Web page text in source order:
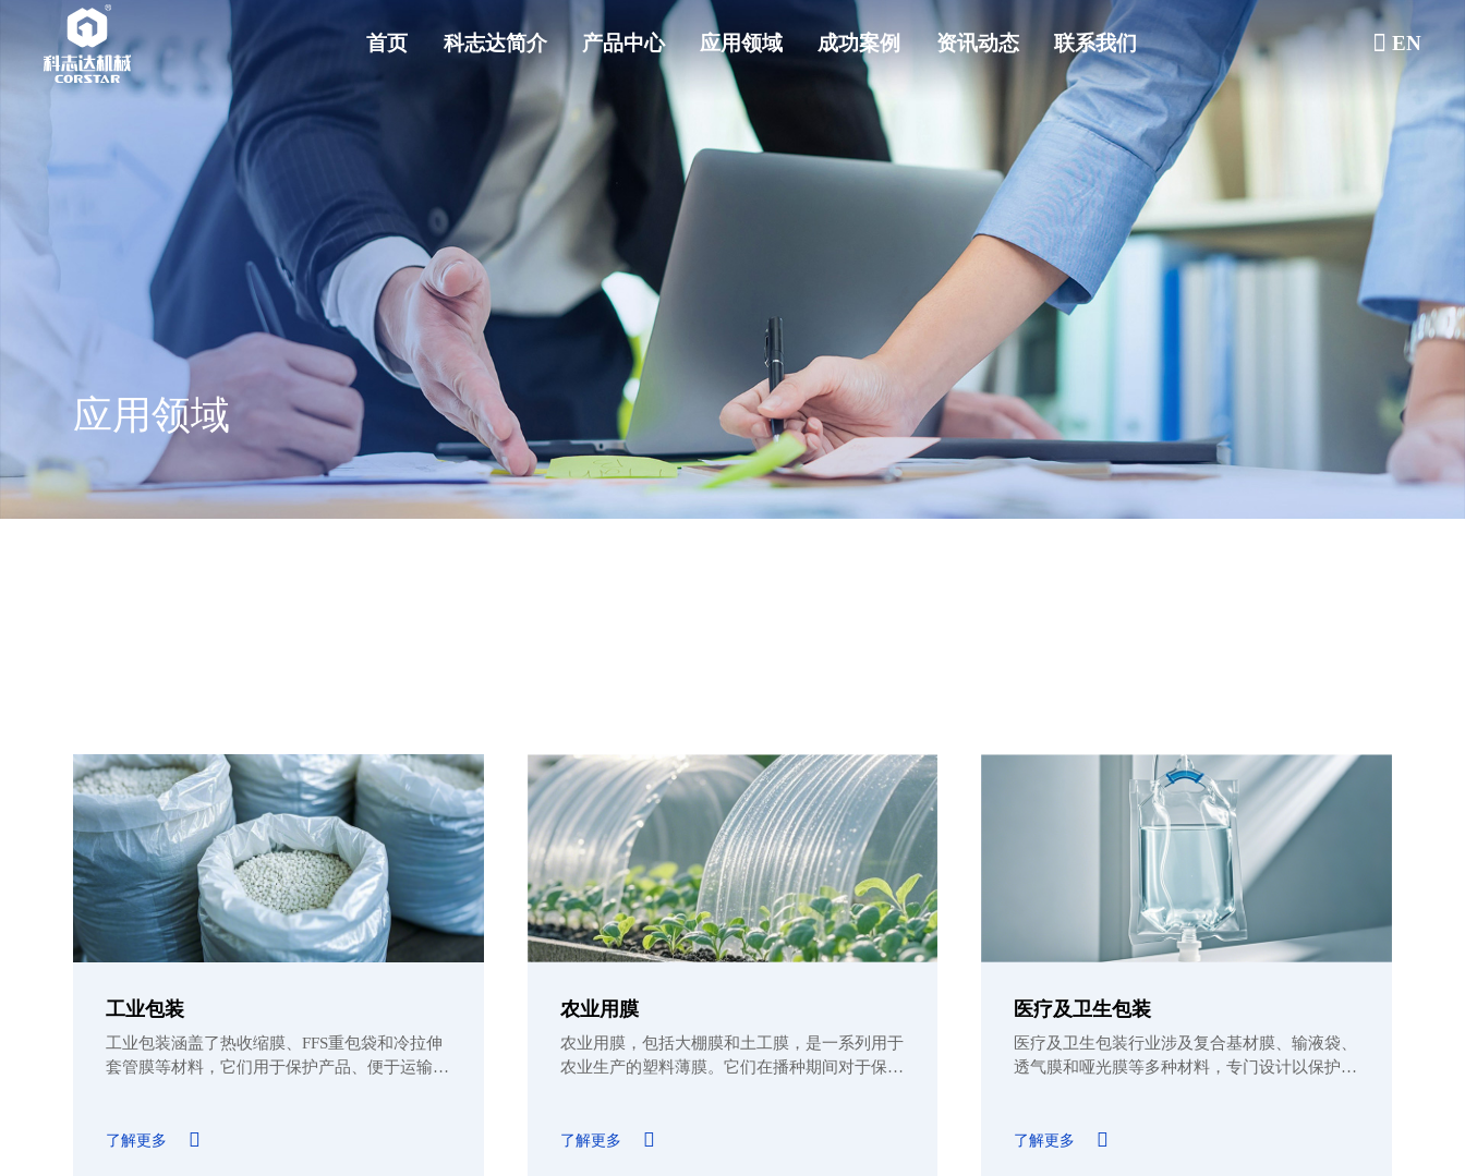
首页 科志达简介 产品中心 应用领域 成功案例 资讯动态 联系我们 EN
应用领域
工业包装
工业包装涵盖了热收缩膜、FFS重包袋和冷拉伸
套管膜等材料，它们用于保护产品、便于运输和
了解更多
农业用膜
农业用膜，包括大棚膜和土工膜，是一系列用于
农业生产的塑料薄膜。它们在播种期间对于保持
了解更多
医疗及卫生包装
医疗及卫生包装行业涉及复合基材膜、输液袋、
透气膜和哑光膜等多种材料，专门设计以保护和
了解更多